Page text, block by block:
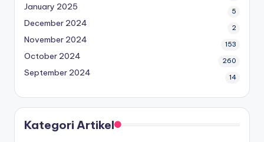
January 2025 5
December 2024 2
November 2024 153
October 2024 260
September 2024 14
Kategori Artikel